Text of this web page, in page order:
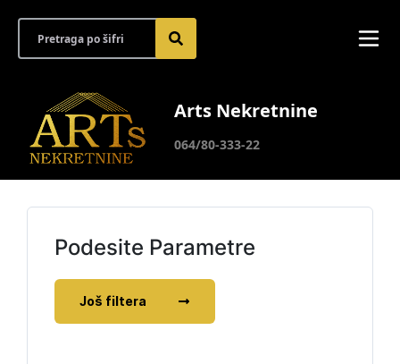
Arts Nekretnine
064/80-333-22
Podesite Parametre
Još filtera